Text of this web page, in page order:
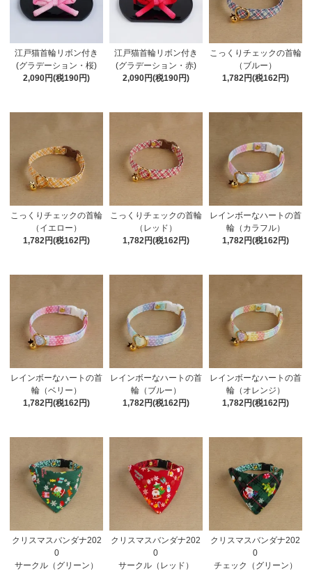
江戸猫首輪リボン付き
(グラデーション・桜)
2,090円(税190円)
江戸猫首輪リボン付き
(グラデーション・赤)
2,090円(税190円)
こっくりチェックの首輪
（ブルー）
1,782円(税162円)
こっくりチェックの首輪
（イエロー）
1,782円(税162円)
こっくりチェックの首輪
（レッド）
1,782円(税162円)
レインボーなハートの首
輪（カラフル）
1,782円(税162円)
レインボーなハートの首
輪（ベリー）
1,782円(税162円)
レインボーなハートの首
輪（ブルー）
1,782円(税162円)
レインボーなハートの首
輪（オレンジ）
1,782円(税162円)
クリスマスバンダナ202
0
サークル（グリーン）
クリスマスバンダナ202
0
サークル（レッド）
クリスマスバンダナ202
0
チェック（グリーン）